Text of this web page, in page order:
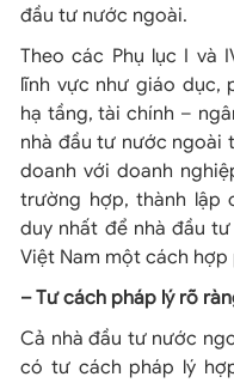
đầu tư nước ngoài.
Theo các Phụ lục I và
lĩnh vực như giáo dục,
hạ tầng, tài chính –
nhà đầu tư nước ngoài
doanh với doanh
trường hợp, thành lập
duy nhất để nhà đầu
Việt Nam một cách hợp
– Tư cách pháp lý rõ
Cả nhà đầu tư nước
có tư cách pháp lý